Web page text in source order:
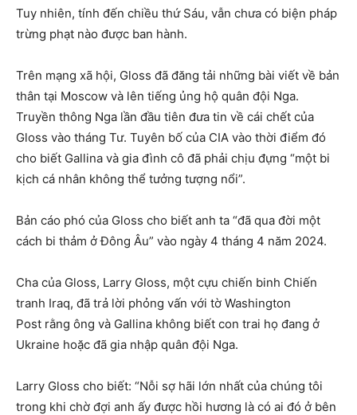
Tuy nhiên, tính đến chiều thứ Sáu, vẫn chưa có biện pháp
trừng phạt nào được ban hành.
Trên mạng xã hội, Gloss đã đăng tải những bài viết về bản
thân tại Moscow và lên tiếng ủng hộ quân đội Nga.
Truyền thông Nga lần đầu tiên đưa tin về cái chết của
Gloss vào tháng Tư. Tuyên bố của CIA vào thời điểm đó
cho biết Gallina và gia đình cô đã phải chịu đựng “một bi
kịch cá nhân không thể tưởng tượng nổi”.
Bản cáo phó của Gloss cho biết anh ta “đã qua đời một
cách bi thảm ở Đông Âu” vào ngày 4 tháng 4 năm 2024.
Cha của Gloss, Larry Gloss, một cựu chiến binh Chiến
tranh Iraq, đã trả lời phỏng vấn với tờ Washington
Post rằng ông và Gallina không biết con trai họ đang ở
Ukraine hoặc đã gia nhập quân đội Nga.
Larry Gloss cho biết: “Nỗi sợ hãi lớn nhất của chúng tôi
trong khi chờ đợi anh ấy được hồi hương là có ai đó ở bên